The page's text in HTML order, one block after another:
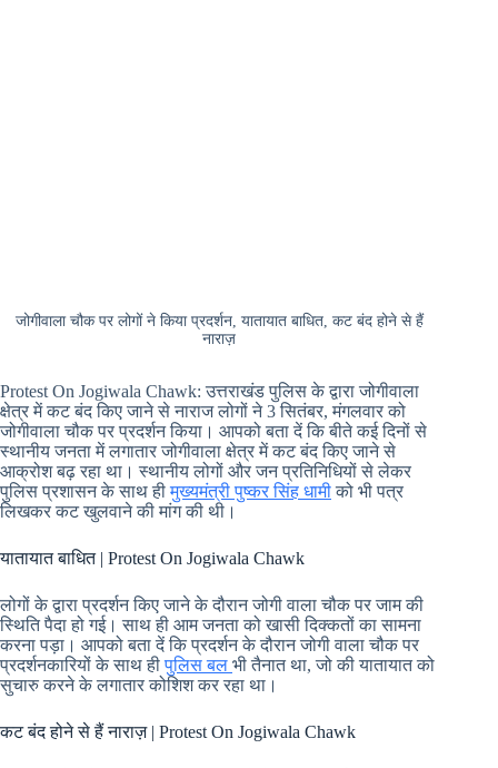
जोगीवाला चौक पर लोगों ने किया प्रदर्शन, यातायात बाधित, कट बंद होने से हैं
नाराज़
Protest On Jogiwala Chawk: उत्तराखंड पुलिस के द्वारा जोगीवाला
क्षेत्र में कट बंद किए जाने से नाराज लोगों ने 3 सितंबर, मंगलवार को
जोगीवाला चौक पर प्रदर्शन किया। आपको बता दें कि बीते कई दिनों से
स्थानीय जनता में लगातार जोगीवाला क्षेत्र में कट बंद किए जाने से
आक्रोश बढ़ रहा था। स्थानीय लोगों और जन प्रतिनिधियों से लेकर
पुलिस प्रशासन के साथ हीमुख्यमंत्री पुष्कर सिंह धामीको भी पत्र
लिखकर कट खुलवाने की मांग की थी।
यातायात बाधित | Protest On Jogiwala Chawk
लोगों के द्वारा प्रदर्शन किए जाने के दौरान जोगी वाला चौक पर जाम की
स्थिति पैदा हो गई। साथ ही आम जनता को खासी दिक्कतों का सामना
करना पड़ा। आपको बता दें कि प्रदर्शन के दौरान जोगी वाला चौक पर
प्रदर्शनकारियों के साथ हीपुलिस बल भी तैनात था, जो की यातायात को
सुचारु करने के लगातार कोशिश कर रहा था।
कट बंद होने से हैं नाराज़ | Protest On Jogiwala Chawk